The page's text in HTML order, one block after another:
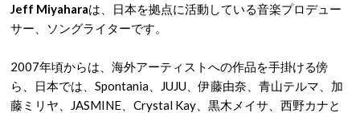
Jeff Miyaharaは、日本を拠点に活動している音楽プロデュー
サー、ソングライターです。
2007年頃からは、海外アーティストへの作品を手掛ける傍
ら、日本では、Spontania、JUJU、伊藤由奈、青山テルマ、加
藤ミリヤ、JASMINE、Crystal Kay、黒木メイサ、西野カナと